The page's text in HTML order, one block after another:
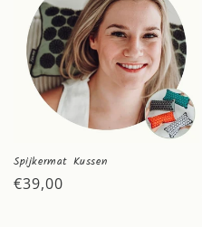
Spijkermat Kussen
Normale
€39,00